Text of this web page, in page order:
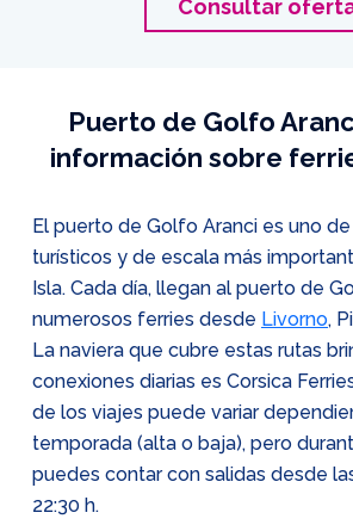
Consultar
Puerto de Golfo
información sobre
El puerto de Golfo Aranci es uno
turísticos y de escala más
Isla. Cada día, llegan al puerto de
numerosos ferries desde Livorno,
La naviera que cubre estas rutas
conexiones diarias es Corsica
de los viajes puede variar
temporada (alta o baja), pero
puedes contar con salidas desde
22:30 h.